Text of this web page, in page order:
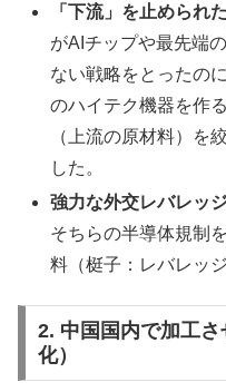
「下流」を止められ
がAIチップや最先端
ない戦略をとったの
のハイテク機器を作
（上流の原材料）を
した。
強力な外交レバレッ
そちらの半導体規制
料（梃子：レバレッ
2. 中国国内で加工
化）